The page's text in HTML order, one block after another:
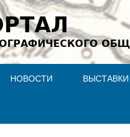
НОВОСТИ ВЫСТАВКИ